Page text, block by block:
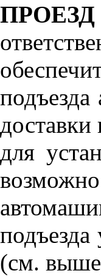
для
подъезда
(см.